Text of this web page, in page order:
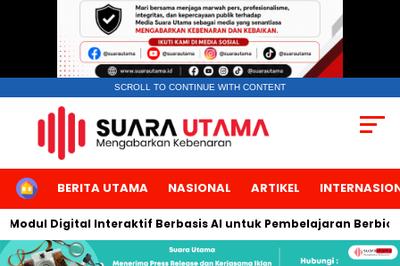
SCROLL TO CONTINUE WITH CONTENT
HOMEBERITA UTAMA NASIONAL ARTIKEL
Digital Interaktif Berbasis AI untuk Pembelajaran Berbicara